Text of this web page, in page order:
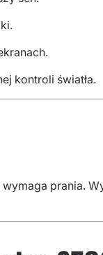
kontroli światła.
prania.